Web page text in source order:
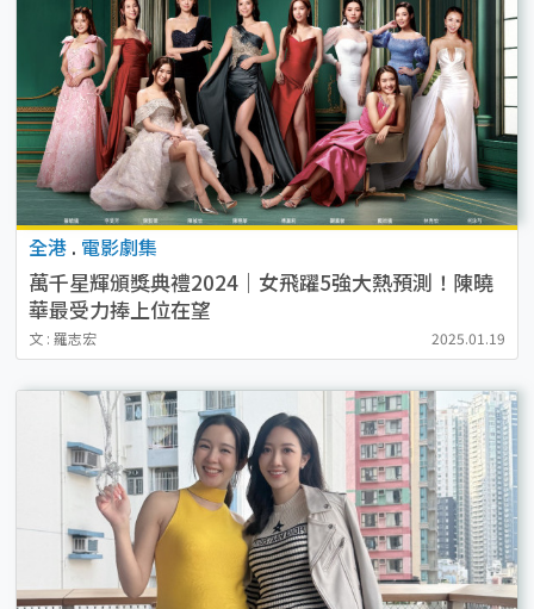
全港 . 電影劇集
萬千星輝頒獎典禮2024｜女飛躍5強大熱預測！陳曉
華最受力捧上位在望
文 : 羅志宏 2025.01.19